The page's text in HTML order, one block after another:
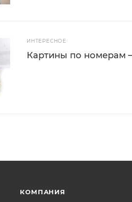
ИНТЕРЕСНОЕ
Картины по номерам –
КОМПАНИЯ